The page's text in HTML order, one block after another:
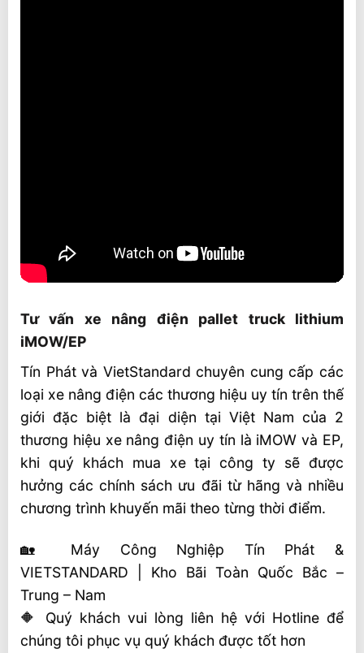
Tư vấn xe nâng điện pallet truck lithium
iMOW/EP
Tín Phát và VietStandard chuyên cung cấp các
loại xe nâng điện các thương hiệu uy tín trên thế
giới đặc biệt là đại diện tại Việt Nam của 2
thương hiệu xe nâng điện uy tín là iMOW và EP,
khi quý khách mua xe tại công ty sẽ được
hưởng các chính sách ưu đãi từ hãng và nhiều
chương trình khuyến mãi theo từng thời điểm.
🏡 Máy Công Nghiệp Tín Phát &
VIETSTANDARD | Kho Bãi Toàn Quốc Bắc –
Trung – Nam
🔶 Quý khách vui lòng liên hệ với Hotline để
chúng tôi phục vụ quý khách được tốt hơn